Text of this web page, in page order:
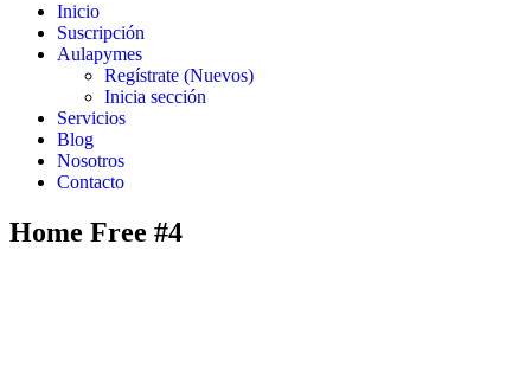
Inicio
Suscripción
Aulapymes
Regístrate (Nuevos)
Inicia sección
Servicios
Blog
Nosotros
Contacto
Home Free #4